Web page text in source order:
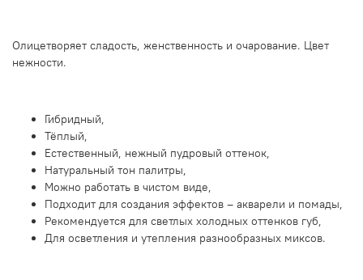
Олицетворяет сладость, женственность и очарование. Цвет
нежности.
Гибридный,
Тёплый,
Естественный, нежный пудровый оттенок,
Натуральный тон палитры,
Можно работать в чистом виде,
Подходит для создания эффектов – акварели и помады,
Рекомендуется для светлых холодных оттенков губ,
Для осветления и утепления разнообразных миксов.